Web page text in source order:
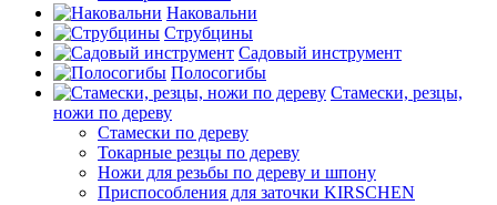
Наковальни
Струбцины
Садовый инструмент
Полосогибы
Стамески, резцы,
ножи по дереву
Стамески по дереву
Токарные резцы по дереву
Ножи для резьбы по дереву и шпону
Приспособления для заточки KIRSCHEN